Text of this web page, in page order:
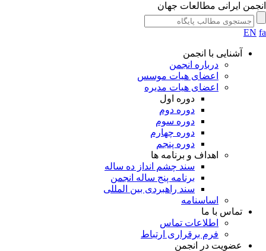
ایرانی مطالعات جهان
EN
آشنایی با انجمن
درباره انجمن
اعضای هیات موسس
اعضای هیات مدیره
دوره اول
دوره دوم
دوره سوم
دوره چهارم
دوره پنجم
اهداف و برنامه ها
سند چشم انداز ده ساله
برنامه پنج ساله انجمن
سند راهبردی بین المللی
اساسنامه
تماس با ما
اطلاعات تماس
فرم برقراری ارتباط
عضویت در انجمن